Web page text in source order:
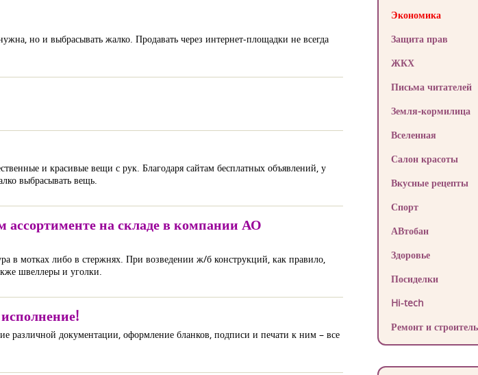
но и выбрасывать жалко. Продавать через интернет-площадки не всегда
и красивые вещи с рук. Благодаря сайтам бесплатных объявлений, у
выбрасывать вещь.
на складе в компании АО
в мотках либо в стержнях. При возведении ж/б конструкций, как правило,
швеллеры и уголки.
различной документации, оформление бланков, подписи и печати к ним – все
Экономика
Защита прав
ЖКХ
Письма читателей
Земля-кормилица
Вселенная
Салон красоты
Вкусные рецепты
Спорт
АВтобан
Здоровье
Посиделки
Hi-tech
Ремонт и